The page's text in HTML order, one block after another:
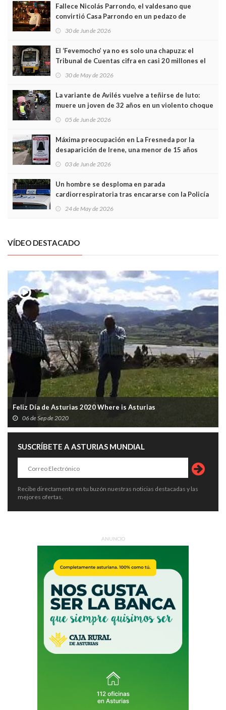
Fallece Nicolás Parrondo, el valdesano que
convirtió Casa Parrondo en un pedazo de
Asturias en Madrid
30 de Jun de 2026
El ‘Fevemocho’ ya no es solo una chapuza: el
Tribunal de Cuentas cifra en casi 20 millones el
sobrecoste de los trenes que no cabían por los
30 de May de 2026
La variante de Avilés vuelve a teñirse de luto:
muere un joven de 32 años en un violento choque
frontal
05 de Jun de 2026
Máxima preocupación en La Fresneda por la
desaparición de Irene, una menor de 15 años
03 de Jun de 2026
Un hombre se desploma en parada
cardiorrespiratoria tras encararse con la Policía
Local en Luanco
24 de May de 2026
VÍDEO DESTACADO
Feliz Día de Asturias 2020 Where is Asturias
06 de Sep de 2020
SUSCRÍBETE A ASTURIAS MUNDIAL
Recibe directamente en tu buzón nuestras noticias destacadas y las
mejores ofertas.
ANUNCIO